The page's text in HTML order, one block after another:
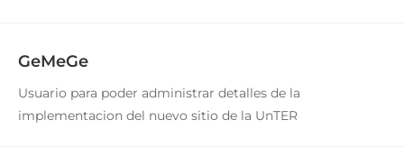
GeMeGe
Usuario para poder administrar detalles de la
implementacion del nuevo sitio de la UnTER